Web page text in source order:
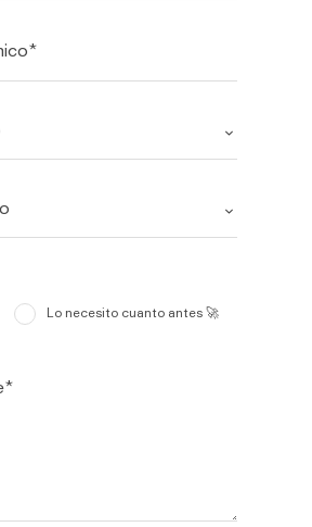
Lo necesito cuanto antes 🚀